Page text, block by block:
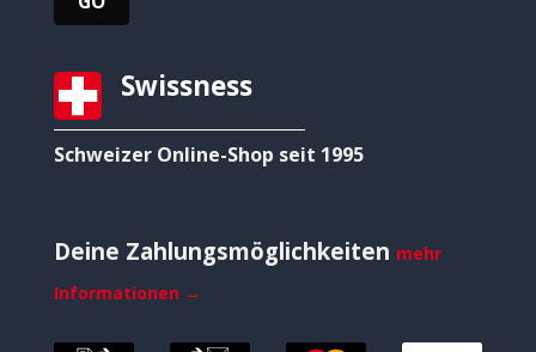
Swissness
Schweizer Online-Shop seit 1995
Deine Zahlungsmöglichkeiten mehr
Informationen →